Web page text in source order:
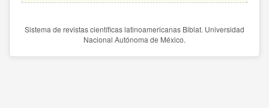
Sistema de revistas científicas latinoamericanas Biblat. Universidad
Nacional Autónoma de México.